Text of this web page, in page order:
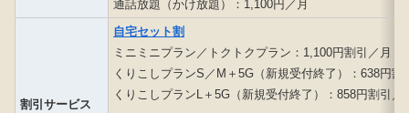
通話放題（かけ放題）：1,100円／月
割引サービス
自宅セット割
ミニミニプラン／トクトクプラン：1,100円割引／月
くりこしプランS／M＋5G（新規受付終了）：638円割
くりこしプランL＋5G（新規受付終了）：858円割引／